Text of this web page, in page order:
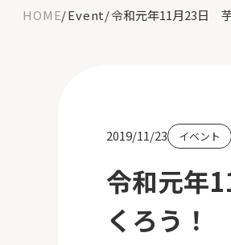
HOME Event 令和元年11月23日
2019/11/23 イベント
令和元年
くろう！